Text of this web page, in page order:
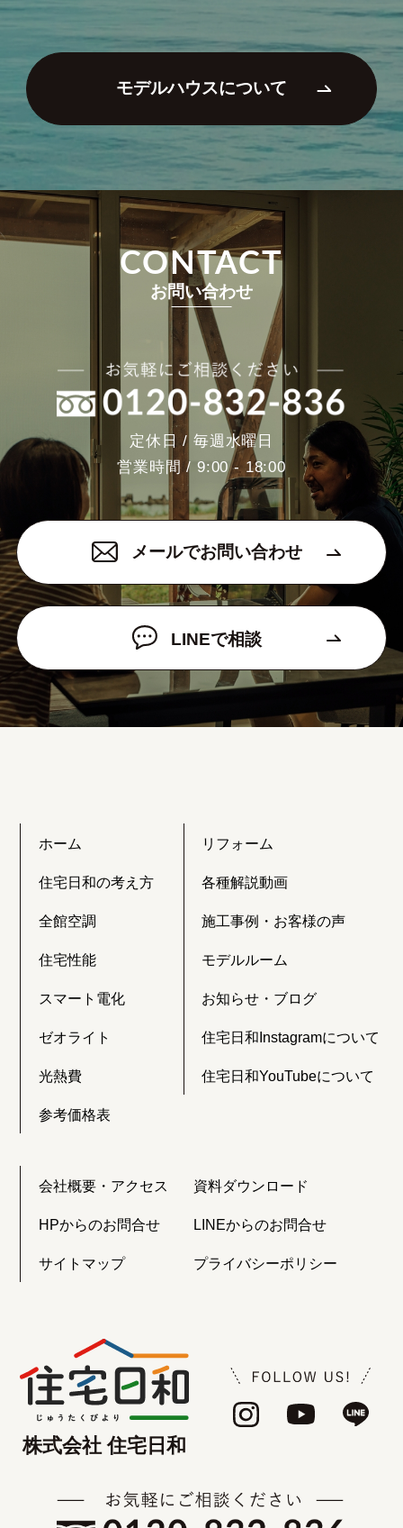
モデルハウスについて
CONTACT
お問い合わせ
定休日 / 毎週水曜日
営業時間 / 9:00 - 18:00
メールでお問い合わせ
LINEで相談
ホーム
住宅日和の考え方
全館空調
住宅性能
スマート電化
ゼオライト
光熱費
参考価格表
リフォーム
各種解説動画
施工事例・お客様の声
モデルルーム
お知らせ・ブログ
住宅日和Instagramについて
住宅日和YouTubeについて
会社概要・アクセス 資料ダウンロード
HPからのお問合せ LINEからのお問合せ
サイトマップ プライバシーポリシー
株式会社 住宅日和